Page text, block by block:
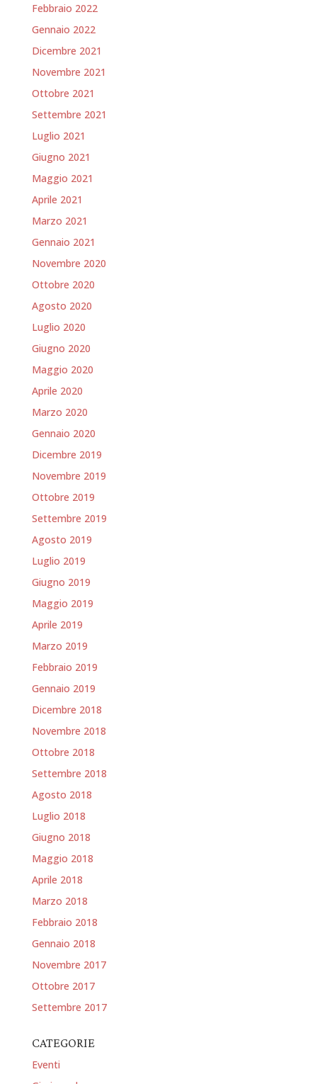
Febbraio 2022
Gennaio 2022
Dicembre 2021
Novembre 2021
Ottobre 2021
Settembre 2021
Luglio 2021
Giugno 2021
Maggio 2021
Aprile 2021
Marzo 2021
Gennaio 2021
Novembre 2020
Ottobre 2020
Agosto 2020
Luglio 2020
Giugno 2020
Maggio 2020
Aprile 2020
Marzo 2020
Gennaio 2020
Dicembre 2019
Novembre 2019
Ottobre 2019
Settembre 2019
Agosto 2019
Luglio 2019
Giugno 2019
Maggio 2019
Aprile 2019
Marzo 2019
Febbraio 2019
Gennaio 2019
Dicembre 2018
Novembre 2018
Ottobre 2018
Settembre 2018
Agosto 2018
Luglio 2018
Giugno 2018
Maggio 2018
Aprile 2018
Marzo 2018
Febbraio 2018
Gennaio 2018
Novembre 2017
Ottobre 2017
Settembre 2017
CATEGORIE
Eventi